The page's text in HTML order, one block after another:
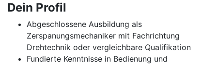
Dein Profil
Abgeschlossene Ausbildung als
Zerspanungsmechaniker mit Fachrichtung
Drehtechnik oder vergleichbare Qualifikation
Fundierte Kenntnisse in Bedienung und